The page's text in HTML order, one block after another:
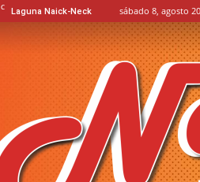
C Laguna Naick-Neck sábado 8, agosto